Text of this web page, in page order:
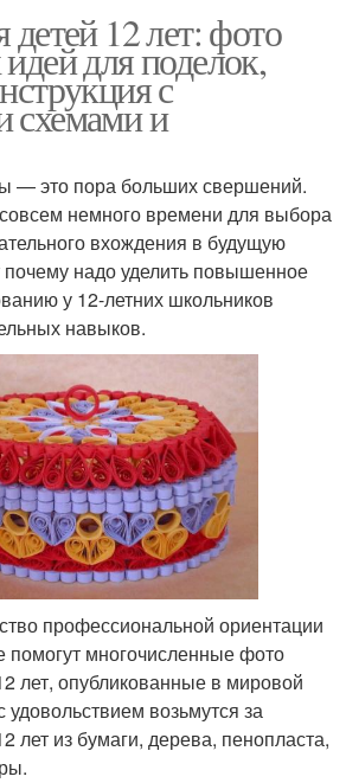
12 лет: фото
для поделок,
с
схемами и
— это пора больших свершений.
немного времени для выбора
вхождения в будущую
почему надо уделить повышенное
у 12-летних школьников
навыков.
профессиональной ориентации
многочисленные фото
лет, опубликованные в мировой
удовольствием возьмутся за
лет из бумаги, дерева, пенопласта,